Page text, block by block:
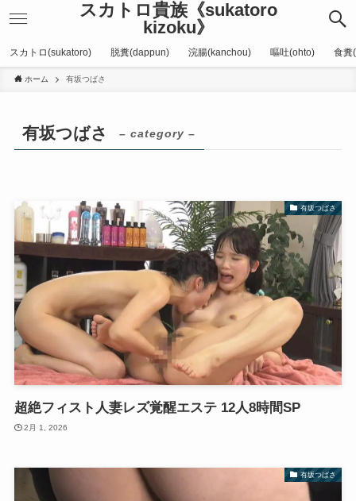
スカトロ貴族《sukatoro
kizoku》
スカトロ(sukatoro) 脱糞(dappun) 浣腸(kanchou) 嘔吐(ohto) 食糞
ホーム 有坂つばさ
有坂つばさ – category –
有坂つばさ
超絶フィスト人妻レズ覚醒エステ 12人8時間SP
2月 1, 2026
有坂つばさ